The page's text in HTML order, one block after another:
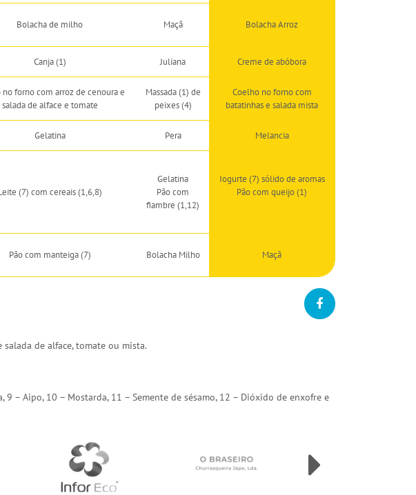
Bolacha de milho Maçã Bolacha Arroz
Canja (1) Juliana Creme de abóbora
no forno com arroz de cenoura e
salada de alface e tomate
Massada (1) de
peixes (4)
Coelho no forno com
batatinhas e salada mista
Gelatina Pera Melancia
(7) com cereais (1,6,8)
Gelatina
Pão com
fiambre (1,12)
Iogurte (7) sólido de aromas
Pão com queijo (1)
Pão com manteiga (7) Bolacha Milho Maçã
de alface, tomate ou mista.
9 – Aipo, 10 – Mostarda, 11 – Semente de sésamo, 12 – Dióxido de enxofre e